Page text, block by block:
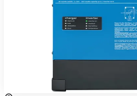
Victron MultiPlus-II 48 V / 5000 VA —
pur avec basculement automatique.